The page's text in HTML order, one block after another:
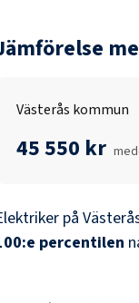
Västerås kommun
45 550 kr
på
:e percentilen